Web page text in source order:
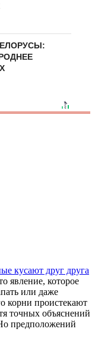
кусают друг друга
явление, которое
или даже
корни проистекают
точных объяснений
предположений